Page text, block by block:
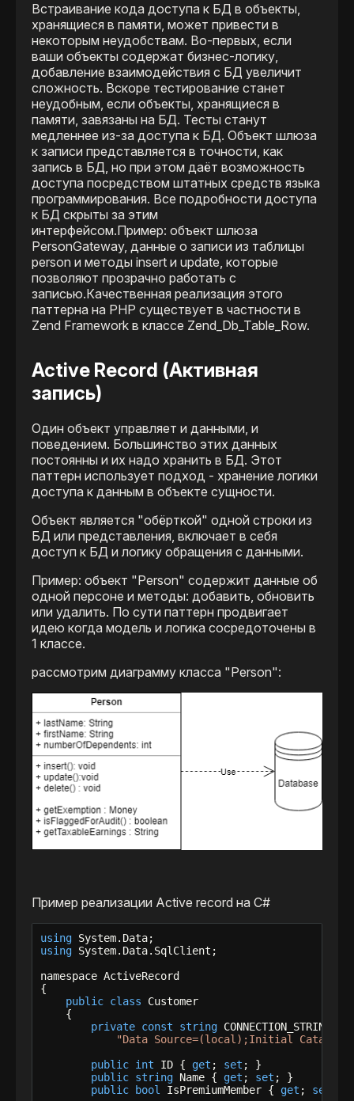
Встраивание кода доступа к БД в объекты,
хранящиеся в памяти, может привести в
некоторым неудобствам. Во-первых, если
ваши объекты содержат бизнес-логику,
добавление взаимодействия с БД увеличит
сложность. Вскоре тестирование станет
неудобным, если объекты, хранящиеся в
памяти, завязаны на БД. Тесты станут
медленнее из-за доступа к БД. Объект шлюза
к записи представляется в точности, как
запись в БД, но при этом даёт возможность
доступа посредством штатных средств языка
программирования. Все подробности доступа
к БД скрыты за этим
интерфейсом.Пример: объект шлюза
PersonGateway, данные о записи из таблицы
person и методы insert и update, которые
позволяют прозрачно работать с
записью.Качественная реализация этого
паттерна на PHP существует в частности в
Zend Framework в классе Zend_Db_Table_Row.
Active Record (Активная
запись)
Один объект управляет и данными, и
поведением. Большинство этих данных
постоянны и их надо хранить в БД. Этот
паттерн использует подход - хранение логики
доступа к данным в объекте сущности.
Объект является "обёрткой" одной строки из
БД или представления, включает в себя
доступ к БД и логику обращения с данными.
Пример: объект "Person" содержит данные об
одной персоне и методы: добавить, обновить
или удалить. По сути паттерн продвигает
идею когда модель и логика сосредоточены в
1 классе.
рассмотрим диаграмму класса "Person":
Пример реализации Active record на C#
using
using System.Data.SqlClient;
namespace ActiveRecord
{
public class Customer
    {
private const string CONNECTION_STRING =
"Data Source=(local);Initial
public int ID { get ; set ; }
public string Name { get ; set ; }
public
bool IsPremiumMember { get ; set